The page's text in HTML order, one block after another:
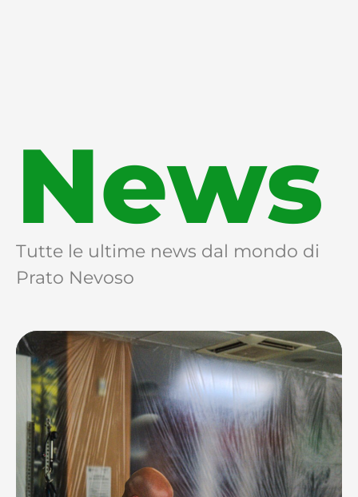
News
Tutte le ultime news dal mondo di
Prato Nevoso